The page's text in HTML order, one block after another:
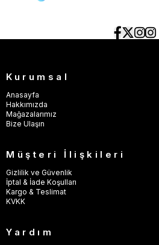
Kurumsal
Anasayfa
Hakkımızda
Mağazalarımız
Bize Ulaşın
Müşteri İlişkileri
Gizlilik ve Güvenlik
İptal & İade Koşulları
Kargo & Teslimat
KVKK
Yardım